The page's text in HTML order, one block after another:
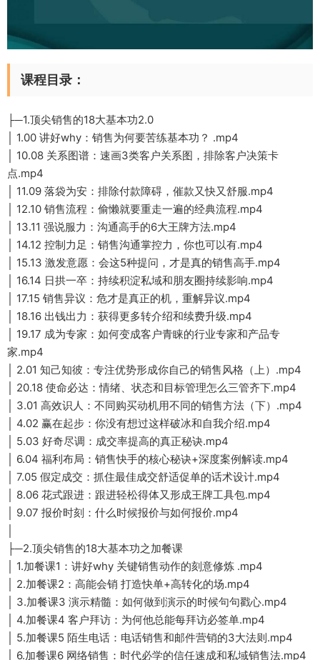
课程目录：
├─1.顶尖销售的18大基本功2.0
│ 1.00 讲好why：销售为何要苦练基本功？ .mp4
│ 10.08 关系图谱：速画3类客户关系图，排除客户决策卡
点.mp4
│ 11.09 落袋为安：排除付款障碍，催款又快又舒服.mp4
│ 12.10 销售流程：偷懒就要重走一遍的经典流程.mp4
│ 13.11 强说服力：沟通高手的6大王牌方法.mp4
│ 14.12 控制力足：销售沟通掌控力，你也可以有.mp4
│ 15.13 激发意愿：会这5种提问，才是真的销售高手.mp4
│ 16.14 日拱一卒：持续积淀私域和朋友圈持续影响.mp4
│ 17.15 销售异议：危才是真正的机，重解异议.mp4
│ 18.16 出钱出力：获得更多转介绍和续费升级.mp4
│ 19.17 成为专家：如何变成客户青睐的行业专家和产品专
家.mp4
│ 2.01 知己知彼：专注优势形成你自己的销售风格（上）.mp4
│ 20.18 使命必达：情绪、状态和目标管理怎么三管齐下.mp4
│ 3.01 高效识人：不同购买动机用不同的销售方法（下）.mp4
│ 4.02 赢在起步：你没有想过这样破冰和自我介绍.mp4
│ 5.03 好奇尽调：成交率提高的真正秘诀.mp4
│ 6.04 福利布局：销售快手的核心秘诀+深度案例解读.mp4
│ 7.05 假定成交：抓住最佳成交舒适促单的话术设计.mp4
│ 8.06 花式跟进：跟进轻松得体又形成王牌工具包.mp4
│ 9.07 报价时刻：什么时候报价与如何报价.mp4
├─2.顶尖销售的18大基本功之加餐课
│ 1.加餐课1：讲好why 关键销售动作的刻意修炼 .mp4
│ 2.加餐课2：高能会销 打造快单+高转化的场.mp4
│ 3.加餐课3 演示精髓：如何做到演示的时候句句戳心.mp4
│ 4.加餐课4 客户拜访：为何他总能每拜访必签单.mp4
│ 5.加餐课5 陌生电话：电话销售和邮件营销的3大法则.mp4
│ 6.加餐课6 网络销售：时代必学的信任速成和私域销售法.mp4